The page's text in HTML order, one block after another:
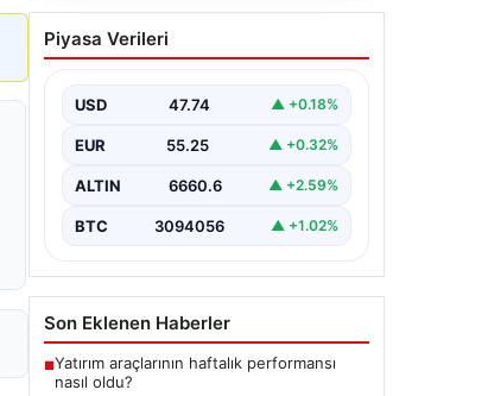
Fed faizi sabit tuttu
Piyasa Verileri
USD 47.74 ▲ +0.18%
EUR 55.25 ▲ +0.32%
ALTIN 6660.6 ▲ +2.59%
BTC 3094056 ▲ +1.02%
Son Eklenen Haberler
■Yatırım araçlarının haftalık performansı
nasıl oldu?